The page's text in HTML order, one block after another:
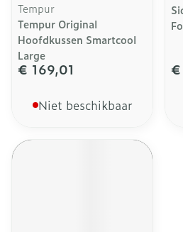
Tempur
Tempur Original
Hoofdkussen Smartcool
Large
€ 169,01
Niet beschikbaar